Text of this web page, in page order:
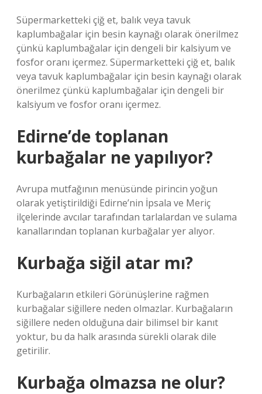
Süpermarketteki çiğ et, balık veya tavuk
kaplumbağalar için besin kaynağı olarak önerilmez
çünkü kaplumbağalar için dengeli bir kalsiyum ve
fosfor oranı içermez. Süpermarketteki çiğ et, balık
veya tavuk kaplumbağalar için besin kaynağı olarak
önerilmez çünkü kaplumbağalar için dengeli bir
kalsiyum ve fosfor oranı içermez.
Edirne’de toplanan
kurbağalar ne yapılıyor?
Avrupa mutfağının menüsünde pirincin yoğun
olarak yetiştirildiği Edirne’nin İpsala ve Meriç
ilçelerinde avcılar tarafından tarlalardan ve sulama
kanallarından toplanan kurbağalar yer alıyor.
Kurbağa siğil atar mı?
Kurbağaların etkileri Görünüşlerine rağmen
kurbağalar siğillere neden olmazlar. Kurbağaların
siğillere neden olduğuna dair bilimsel bir kanıt
yoktur, bu da halk arasında sürekli olarak dile
getirilir.
Kurbağa olmazsa ne olur?